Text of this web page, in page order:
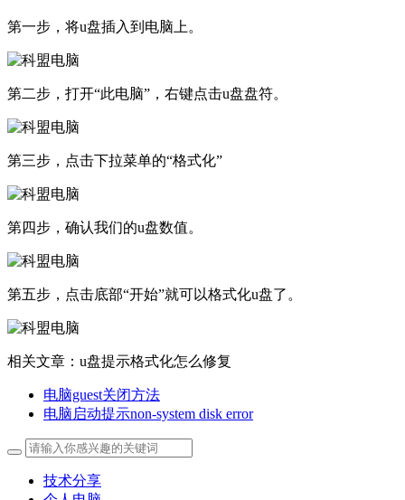
第一步，将u盘插入到电脑上。
第二步，打开“此电脑”，右键点击u盘盘符。
第三步，点击下拉菜单的“格式化”
第四步，确认我们的u盘数值。
第五步，点击底部“开始”就可以格式化u盘了。
相关文章：u盘提示格式化怎么修复
电脑guest关闭方法
电脑启动提示non-system disk error
技术分享